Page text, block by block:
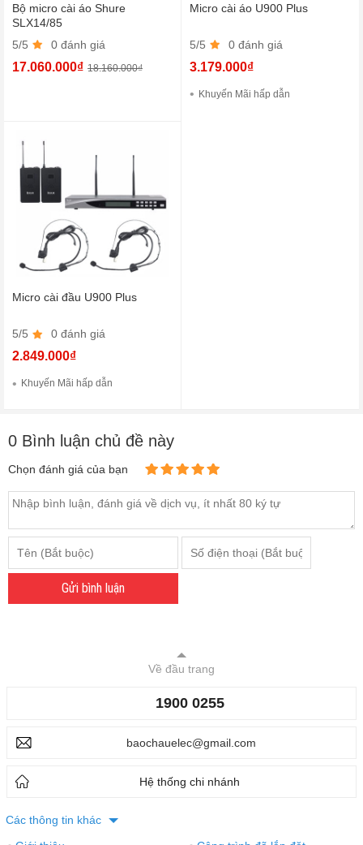
Bộ micro cài áo Shure
SLX14/85
5/5
0 đánh giá
17.060.000₫ 18.160.000₫
Micro cài áo U900 Plus
5/5 0 đánh giá
3.179.000₫
Khuyến Mãi hấp dẫn
Micro cài đầu U900 Plus
5/5 0 đánh giá
2.849.000₫
Khuyến Mãi hấp dẫn
0 Bình luận chủ đề này
Chọn đánh giá của bạn
Gửi bình luận
Về đầu trang
1900 0255
baochauelec@gmail.com
Hệ thống chi nhánh
Các thông tin khác